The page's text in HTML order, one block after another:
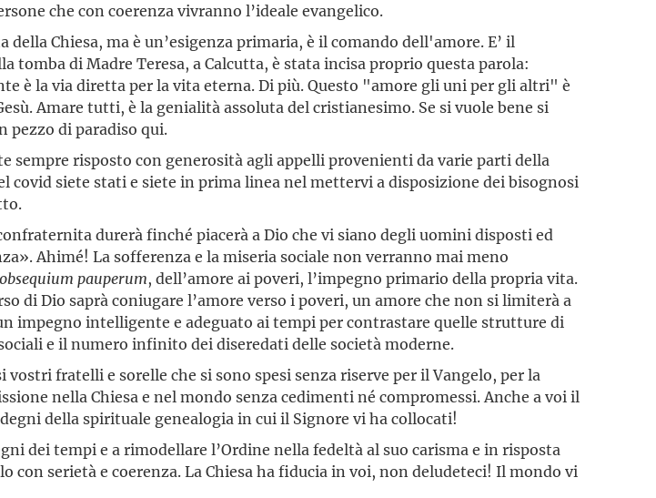
che con coerenza vivranno l’ideale evangelico.
della Chiesa, ma è un’esigenza primaria, è il comando dell'amore. E’ il
tomba di Madre Teresa, a Calcutta, è stata incisa proprio questa parola:
è la via diretta per la vita eterna. Di più. Questo "amore gli uni per gli altri" è
Amare tutti, è la genialità assoluta del cristianesimo. Se si vuole bene si
pezzo di paradiso qui.
sempre risposto con generosità agli appelli provenienti da varie parti della
siete stati e siete in prima linea nel mettervi a disposizione dei bisognosi
durerà finché piacerà a Dio che vi siano degli uomini disposti ed
Ahimé! La sofferenza e la miseria sociale non verranno mai meno
obsequium pauperum, dell’amore ai poveri, l’impegno primario della propria vita.
di Dio saprà coniugare l’amore verso i poveri, un amore che non si limiterà a
impegno intelligente e adeguato ai tempi per contrastare quelle strutture di
e il numero infinito dei diseredati delle società moderne.
fratelli e sorelle che si sono spesi senza riserve per il Vangelo, per la
nella Chiesa e nel mondo senza cedimenti né compromessi. Anche a voi il
della spirituale genealogia in cui il Signore vi ha collocati!
dei tempi e a rimodellare l’Ordine nella fedeltà al suo carisma e in risposta
serietà e coerenza. La Chiesa ha fiducia in voi, non deludeteci! Il mondo vi